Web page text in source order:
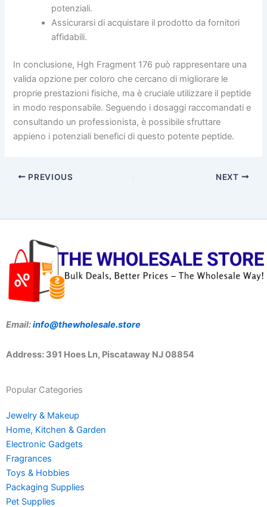
potenziali.
Assicurarsi di acquistare il prodotto da fornitori
affidabili.
In conclusione, Hgh Fragment 176 può rappresentare una
valida opzione per coloro che cercano di migliorare le
proprie prestazioni fisiche, ma è cruciale utilizzare il peptide
in modo responsabile. Seguendo i dosaggi raccomandati e
consultando un professionista, è possibile sfruttare
appieno i potenziali benefici di questo potente peptide.
PREVIOUS NEXT
Email:info@thewholesale.store
Address: 391 Hoes Ln, Piscataway NJ 08854
Popular Categories
Jewelry & Makeup
Home, Kitchen & Garden
Electronic Gadgets
Fragrances
Toys & Hobbies
Packaging Supplies
Pet Supplies